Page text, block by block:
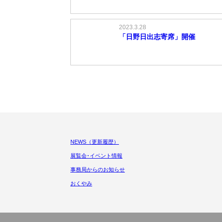
2023.3.28
「日野日出志寄席」開催
NEWS（更新履歴）
展覧会･イベント情報
事務局からのお知らせ
おくやみ